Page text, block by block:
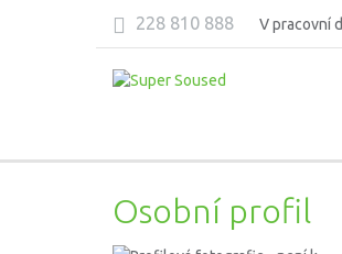
228 810 888 V pracovní
Osobní profil